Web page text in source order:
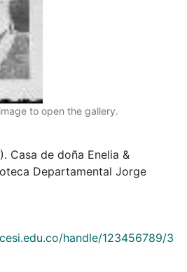
to open the gallery.
Casa de doña Enelia &
Departamental Jorge
handle/123456789/3